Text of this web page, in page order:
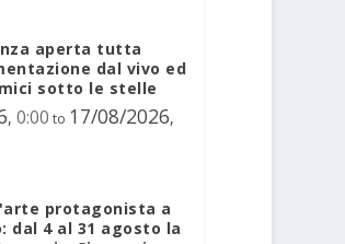
aperta tutta
dal vivo ed
sotto le stelle
, 0:00 to 17/08/2026,
protagonista a
dal 4 al 31 agosto la